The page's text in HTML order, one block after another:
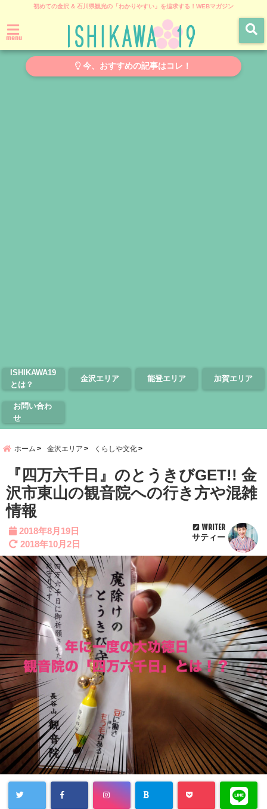
初めての金沢 & 石川県観光の「わかりやすい」を追求する！WEBマガジン
menu
今、おすすめの記事はコレ！
ISHIKAWA19
とは？
金沢エリア 能登エリア 加賀エリア
お問い合わ
せ
ホーム 金沢エリア くらしや文化
『四万六千日』のとうきびGET!! 金
沢市東山の観音院への行き方や混雑
情報
2018年8月19日
2018年10月2日
WRITER
サティー